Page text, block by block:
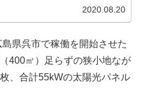
2020.08.20
県呉市で稼働を開始させた
400㎡）足らずの狭小地なが
、合計55kWの太陽光パネル